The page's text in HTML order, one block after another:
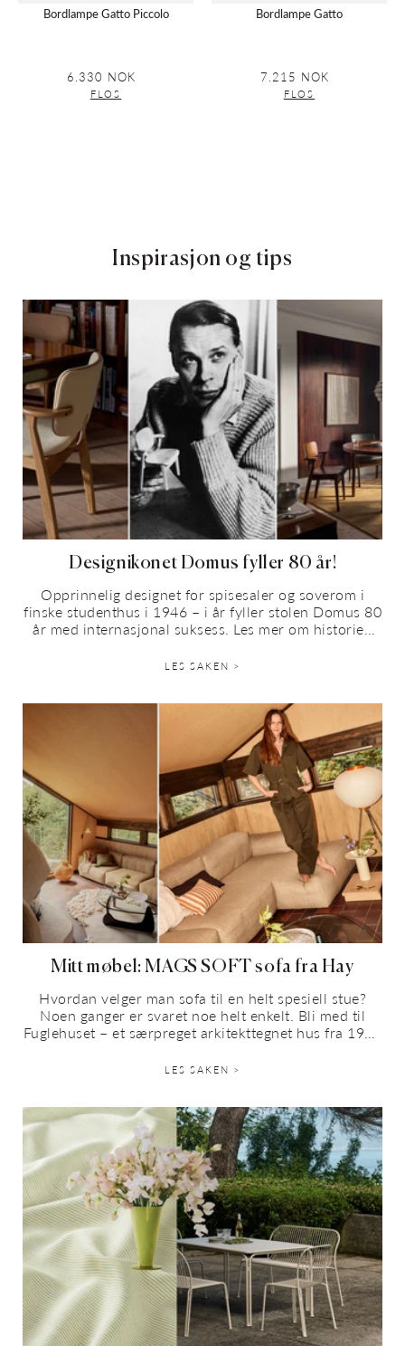
Bordlampe Gatto Piccolo
Vanlig
pris
6.330 NOK
FLOS
Bordlampe Gatto
Vanlig
pris
7.215 NOK
FLOS
Inspirasjon og tips
Designikonet Domus fyller 80 år!
Opprinnelig designet for spisesaler og soverom i
finske studenthus i 1946 – i år fyller stolen Domus 80
år med internasjonal suksess. Les mer om historien
LES SAKEN >
Mitt møbel: MAGS SOFT sofa fra Hay
Hvordan velger man sofa til en helt spesiell stue?
Noen ganger er svaret noe helt enkelt. Bli med til
Fuglehuset – et særpreget arkitekttegnet hus fra 1979
LES SAKEN >